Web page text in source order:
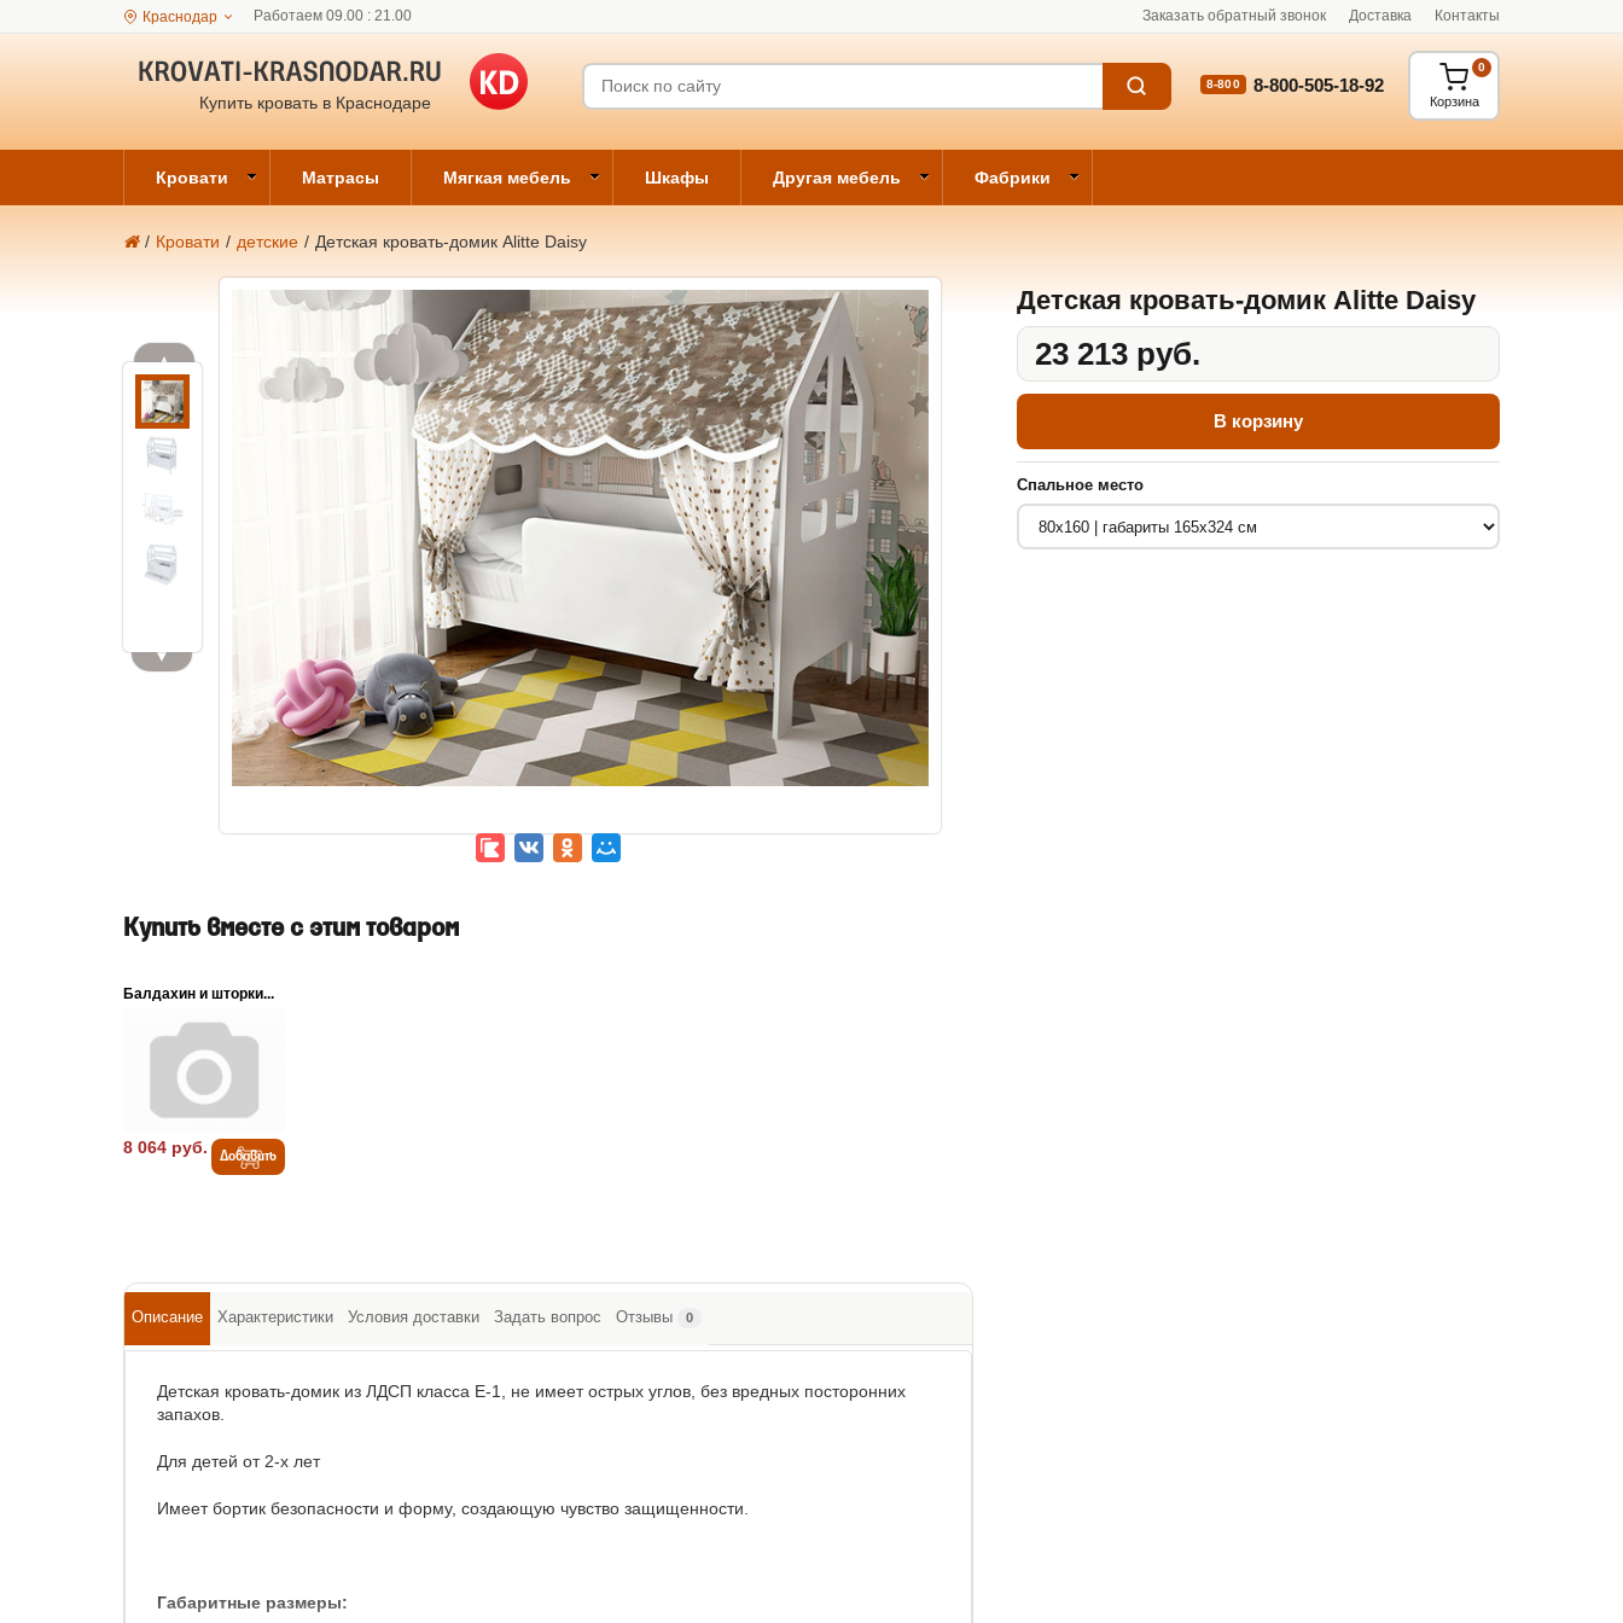
Краснодар Работаем 09.00 : 21.00 Заказать обратный звонок Доставка Контакты
Купить кровать в Краснодаре
8-800 8-800-505-18-92
Корзина
0
Кровати Матрасы Мягкая мебель Шкафы Другая мебель Фабрики
/ Кровати / детские / Детская кровать-домик Alitte Daisy
▲
▼
Детская кровать-домик Alitte Daisy
23 213 руб.
В корзину
Спальное место
Купить вместе с этим товаром
Балдахин и шторки...
8 064 руб. Добавить
Описание Характеристики Условия доставки Задать вопрос Отзывы 0
Детская кровать-домик из ЛДСП класса Е-1, не имеет острых углов, без вредных посторонних
запахов.
Для детей от 2-х лет
Имеет бортик безопасности и форму, создающую чувство защищенности.
Габаритные размеры: